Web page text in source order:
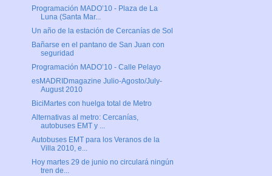
Programación MADO’10 - Plaza de La
Luna (Santa Mar...
Un año de la estación de Cercanías de Sol
Bañarse en el pantano de San Juan con
seguridad
Programación MADO’10 - Calle Pelayo
esMADRIDmagazine Julio-Agosto/July-
August 2010
BiciMartes con huelga total de Metro
Alternativas al metro: Cercanías,
autobuses EMT y ...
Autobuses EMT para los Veranos de la
Villa 2010, e...
Hoy martes 29 de junio no circulará ningún
tren de...